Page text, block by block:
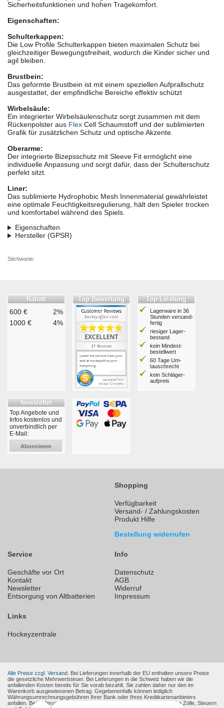
Sicherheitsfunktionen und hohen Tragekomfort.
Eigenschaften:
Schulterkappen:
Die Low Profile Schulterkappen bieten maximalen Schutz bei
gleichzeitiger Bewegungsfreiheit, wodurch die Kinder sicher und
agil bleiben.
Brustbein:
Das geformte Brustbein ist mit einem speziellen Aufprallschutz
ausgestattet, der empfindliche Bereiche effektiv schützt
Wirbelsäule:
Ein integrierter Wirbelsäulenschutz sorgt zusammen mit dem
Rückenpolster aus Flex Cell Schaumstoff und der sublimierten
Grafik für zusätzlichen Schutz und optische Akzente.
Oberarme:
Der integrierte Bizepsschutz mit Sleeve Fit ermöglicht eine
individuelle Anpassung und sorgt dafür, dass der Schulterschutz
perfekt sitzt.
Liner:
Das sublimierte Hydrophobic Mesh Innenmaterial gewährleistet
eine optimale Feuchtigkeitsregulierung, hält den Spieler trocken
und komfortabel während des Spiels.
Eigenschaften
Hersteller (GPSR)
Stichworte:
Rabatt
600 €
2%
1000 €
4%
Top Bewertung Top Leistung
Lagerware in 36
Stunden ver­sand­
fertig
riesiger Lager­
bestand
kein Mindest­
bestell­wert
60 Tage Um­
tausch­recht
kein Schläger­
aufpreis
Newsletter
Top Angebote und
Infos kostenlos und
unverbindlich per
E-Mail:
Abonnieren
Shopping
Verfügbarkeit
Versand- / Zahlungskosten
Produkt Hilfe
Bestellung widerrufen
Service
Geschäfte vor Ort
Kontakt
Newsletter
Entsorgung von Altbatterien
Info
Datenschutz
AGB
Widerruf
Impressum
Links
Hockeyzentrale
Alle Preise zzgl. Versand. Bei Lieferungen innerhalb der EU enthalten unsere Preise
die gesetzliche Mehrwertsteuer. Bei Lieferungen in die Schweiz haben wir die
anfallenden Kosten bereits für Sie vorab bezahlt. Sie zahlen daher nur den im
Warenkorb ausgewiesenen Betrag. Gegebenenfalls können lediglich
Währungsumrechnungsgebühren Ihrer Bank oder Ihres Kreditkartenanbieters
anfallen. Bei Lieferungen in andere Nicht-EU-Länder können zusätzliche Zölle, Steuern